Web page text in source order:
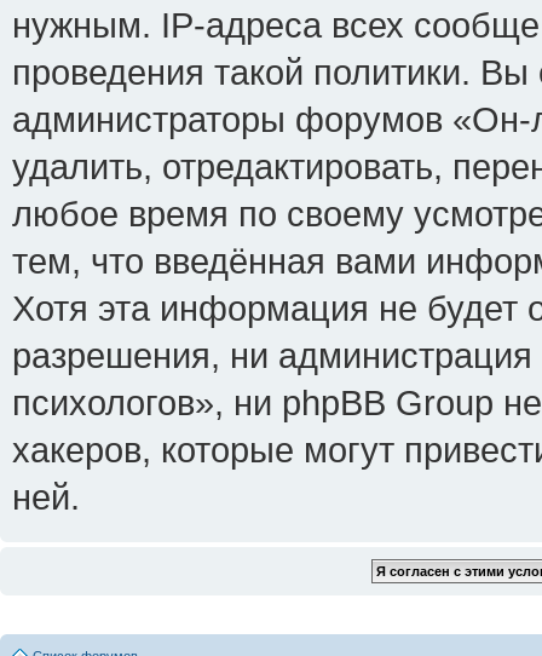
нужным. IP-адреса всех
проведения такой политики.
администраторы форумов
удалить, отредактировать,
любое время по своему
тем, что введённая вами
Хотя эта информация не будет
разрешения, ни
психологов», ни phpBB Group
хакеров, которые могут
ней.